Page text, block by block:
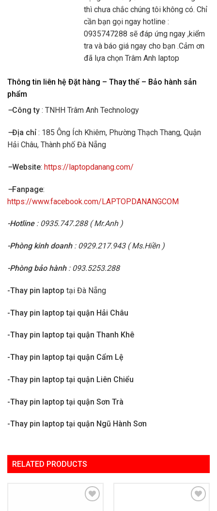
thì chưa chắc chúng tôi không có. Chỉ
cần bạn gọi ngay hotline :
0935747288 sẽ đáp ứng ngay ,kiểm
tra và báo giá ngay cho bạn .Cảm ơn
đã lựa chọn Trâm Anh laptop
Thông tin liên hệ Đặt hàng – Thay thế – Bảo hành sản
phẩm
–Công ty : TNHH Trâm Anh Technology
–Địa chỉ : 185 Ông Ích Khiêm, Phường Thạch Thang, Quận
Hải Châu, Thành phố Đà Nẵng
–Website: https://laptopdanang.com/
–Fanpage:
https://www.facebook.com/LAPTOPDANANGCOM
-Hotline: 0935.747.288 ( Mr.Anh )
-Phòng kinh doanh: 0929.217.943 ( Ms.Hiền )
-Phòng bảo hành: 093.5253.288
-Thay pin laptop tại Đà Nẵng
-Thay pin laptop tại quận Hải Châu
-Thay pin laptop tại quận Thanh Khê
-Thay pin laptop tại quận Cẩm Lệ
-Thay pin laptop tại quận Liên Chiểu
-Thay pin laptop tại quận Sơn Trà
-Thay pin laptop tại quận Ngũ Hành Sơn
RELATED PRODUCTS